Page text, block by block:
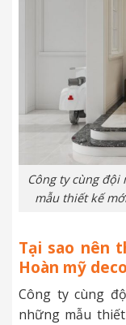
Công ty cùng
mẫu thiết kế
Tại sao nên
Hoàn mỹ
Công ty cùng
những mẫu